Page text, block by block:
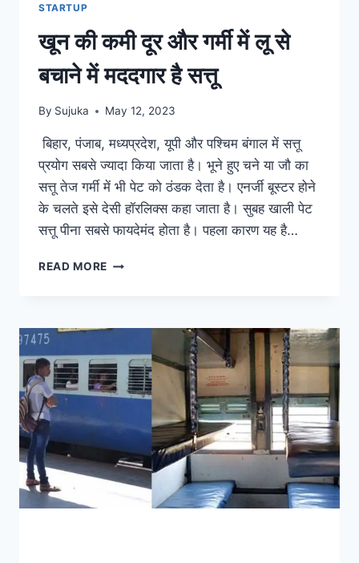
STARTUP
खून की कमी दूर और गर्मी में लू से
बचाने में मददगार है सत्तू
By Sujuka May 12, 2023
बिहार, पंजाब, मध्यप्रदेश, यूपी और पश्चिम बंगाल में सत्तू
प्रयोग सबसे ज्यादा किया जाता है। भूने हुए चने या जौ का
सत्तू तेज गर्मी में भी पेट को ठंडक देता है। एनर्जी बूस्टर होने
के चलते इसे देसी हॉरलिक्स कहा जाता है। सुबह खाली पेट
सत्तू पीना सबसे फायदेमंद होता है। पहला कारण यह है…
READ MORE खून
और
में
लू
से
मददगार
है
सत्तू